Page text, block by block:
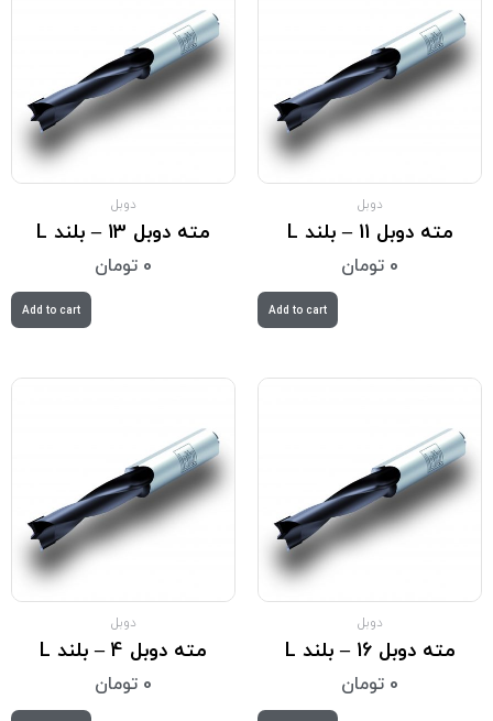
دوبل
مته دوبل 11 – بلند L
0 تومان
Add to cart
دوبل
مته دوبل 13 – بلند L
0 تومان
Add to cart
دوبل
مته دوبل 16 – بلند L
0 تومان
دوبل
مته دوبل 4 – بلند L
0 تومان